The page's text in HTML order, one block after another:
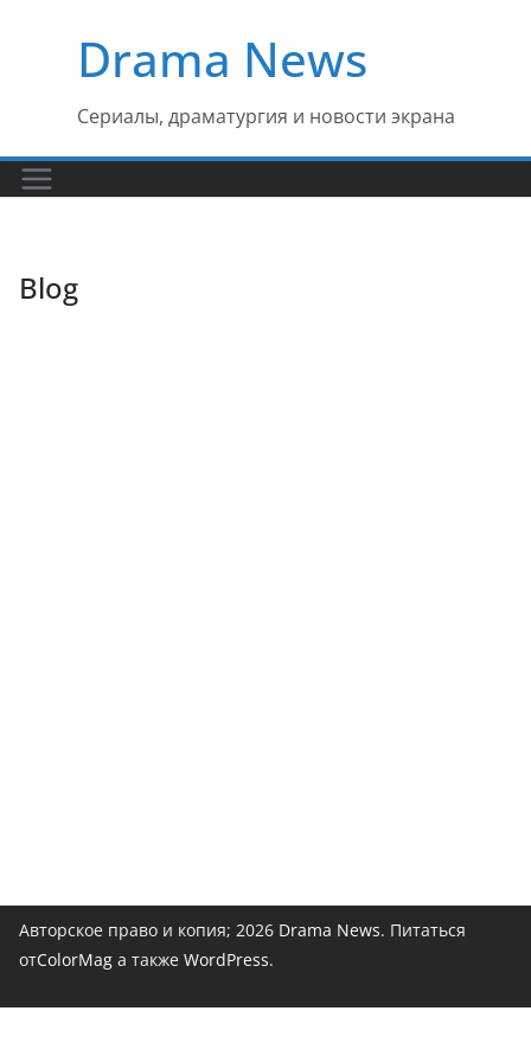
содержимомуDrama News
Сериалы, драматургия и новости экрана
Blog
Авторское право и копия; 2026 Drama News. Питаться
отColorMag а также WordPress.